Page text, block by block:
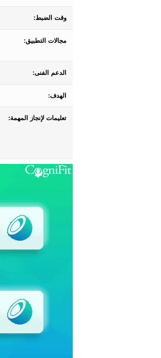
وقت الضبط:
مجالات التطبيق:
الدعم الفنى:
الهدف:
تعليمات لإنجاز المهمة: